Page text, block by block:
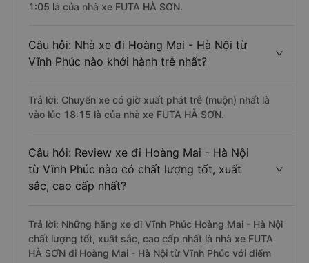
1:05 là của nhà xe FUTA HÀ SƠN.
Câu hỏi: Nhà xe đi Hoàng Mai - Hà Nội từ
Vĩnh Phúc nào khởi hành trễ nhất?
Trả lời: Chuyến xe có giờ xuất phát trễ (muộn) nhất là
vào lúc 18:15 là của nhà xe FUTA HÀ SƠN.
Câu hỏi: Review xe đi Hoàng Mai - Hà Nội
từ Vĩnh Phúc nào có chất lượng tốt, xuất
sắc, cao cấp nhất?
Trả lời: Những hãng xe đi Vĩnh Phúc Hoàng Mai - Hà Nội
chất lượng tốt, xuất sắc, cao cấp nhất là nhà xe FUTA
HÀ SƠN đi Hoàng Mai - Hà Nội từ Vĩnh Phúc với điểm